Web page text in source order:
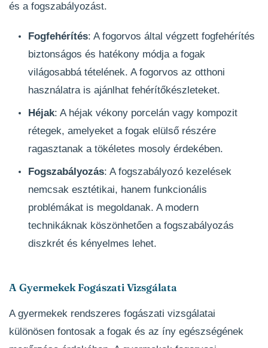
és a fogszabályozást.
Fogfehérítés: A fogorvos által végzett fogfehérítés
biztonságos és hatékony módja a fogak
világosabbá tételének. A fogorvos az otthoni
használatra is ajánlhat fehérítőkészleteket.
Héjak: A héjak vékony porcelán vagy kompozit
rétegek, amelyeket a fogak elülső részére
ragasztanak a tökéletes mosoly érdekében.
Fogszabályozás: A fogszabályozó kezelések
nemcsak esztétikai, hanem funkcionális
problémákat is megoldanak. A modern
technikáknak köszönhetően a fogszabályozás
diszkrét és kényelmes lehet.
A Gyermekek Fogászati Vizsgálata
A gyermekek rendszeres fogászati vizsgálatai
különösen fontosak a fogak és az íny egészségének